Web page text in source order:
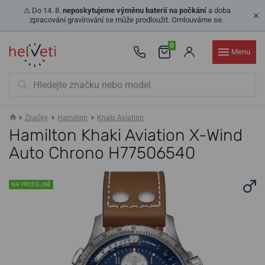
⚠️ Do 14. 8. neposkytujeme výměnu baterií na počkánía doba
zpracování gravírování se může prodloužit. Omlouváme se.
0
Menu
Značky Hamilton Khaki Aviation
Hamilton Khaki Aviation X-Wind
Auto Chrono H77506540
NA PRODEJNĚ